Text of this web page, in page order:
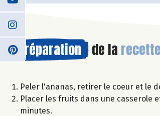
Préparation de la recette
Peler l'ananas, retirer le coeur et le
Placer les fruits dans une casserole
minutes.